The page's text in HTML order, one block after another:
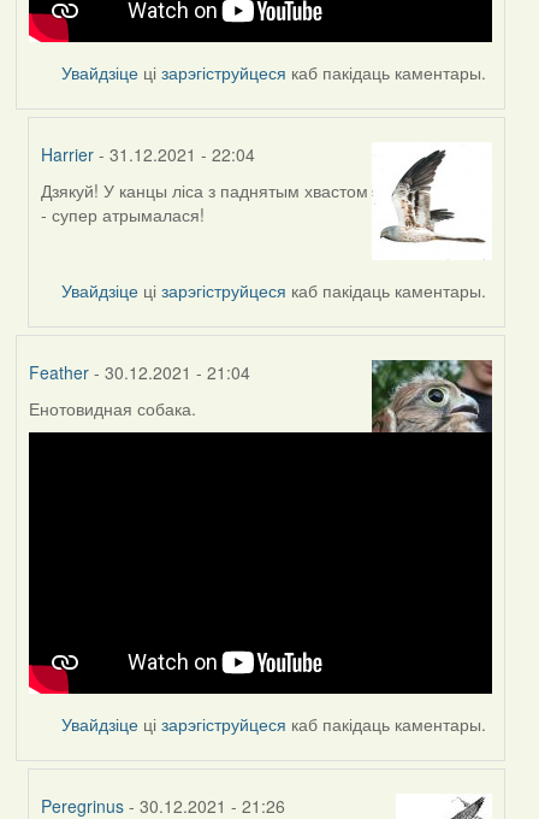
Увайдзіце цізарэгіструйцеся каб пакідаць каментары.
Harrier - 31.12.2021 - 22:04
In
reply
Feather
Дзякуй! У канцы ліса з паднятым хвастом
- супер атрымалася!
Увайдзіце цізарэгіструйцеся каб пакідаць каментары.
Feather- 30.12.2021 - 21:04
Енотовидная собака.
Увайдзіце цізарэгіструйцеся каб пакідаць каментары.
Peregrinus - 30.12.2021 - 21:26